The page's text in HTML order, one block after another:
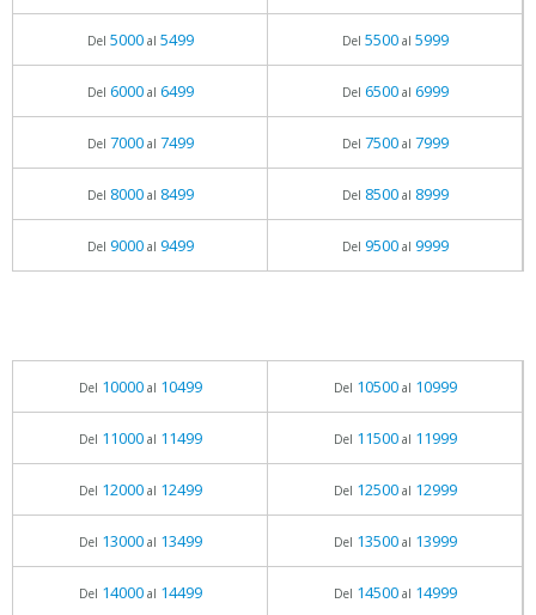
Del 5000al 5499 Del 5500al 5999
Del 6000al 6499 Del 6500al 6999
Del 7000al 7499 Del 7500al 7999
Del 8000al 8499 Del 8500al 8999
Del 9000al 9499 Del 9500al 9999
Del 10000al 10499 Del 10500al 10999
Del 11000al 11499 Del 11500al 11999
Del 12000al 12499 Del 12500al 12999
Del 13000al 13499 Del 13500al 13999
Del 14000al 14499 Del 14500al 14999